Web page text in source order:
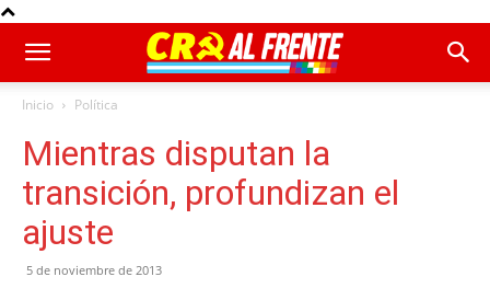
Inicio Política
Mientras disputan la
transición, profundizan el
ajuste
5 de noviembre de 2013